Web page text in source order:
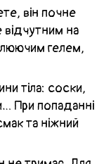
він почне
на
гелем,
тіла: соски,
При попаданні
та ніжний